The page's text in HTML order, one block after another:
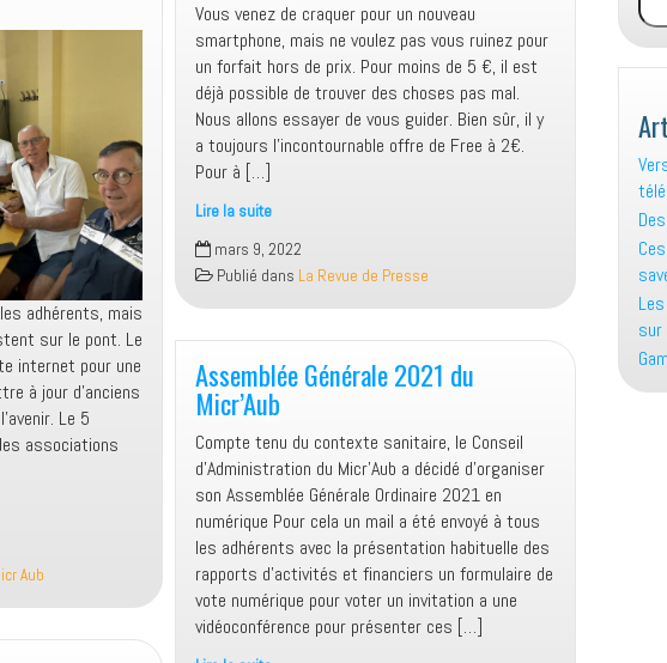
adhérents, mais
sur le pont. Le
internet pour une
à jour d’anciens
Le 5
associations
Aub
Vous venez de craquer pour un nouveau
smartphone, mais ne voulez pas vous ruinez pour
un forfait hors de prix. Pour moins de 5 €, il est
déjà possible de trouver des choses pas mal.
Nous allons essayer de vous guider. Bien sûr, il y
a toujours l’incontournable offre de Free à 2€.
Pour à […]
Lire la suite
Des
forfaits
mobiles
à
petits
prix
mars 9, 2022
Publié dans La Revue de Presse
Assemblée Générale 2021 du
Micr’Aub
Compte tenu du contexte sanitaire, le Conseil
d’Administration du Micr’Aub a décidé d’organiser
son Assemblée Générale Ordinaire 2021 en
numérique Pour cela un mail a été envoyé à tous
les adhérents avec la présentation habituelle des
rapports d’activités et financiers un formulaire de
vote numérique pour voter un invitation a une
vidéoconférence pour présenter ces […]
sur